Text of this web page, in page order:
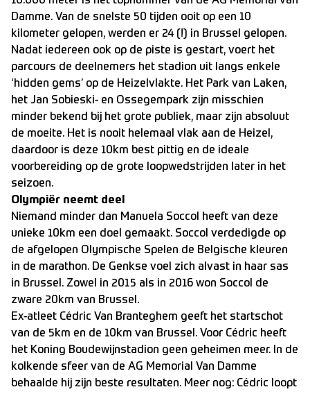
Damme. Van de snelste 50 tijden ooit op een 10
kilometer gelopen, werden er 24 (!) in Brussel gelopen.
Nadat iedereen ook op de piste is gestart, voert het
parcours de deelnemers het stadion uit langs enkele
‘hidden gems’ op de Heizelvlakte. Het Park van Laken,
het Jan Sobieski- en Ossegempark zijn misschien
minder bekend bij het grote publiek, maar zijn absoluut
de moeite. Het is nooit helemaal vlak aan de Heizel,
daardoor is deze 10km best pittig en de ideale
voorbereiding op de grote loopwedstrijden later in het
seizoen.
Olympiër neemt deel
Niemand minder dan Manuela Soccol heeft van deze
unieke 10km een doel gemaakt. Soccol verdedigde op
de afgelopen Olympische Spelen de Belgische kleuren
in de marathon. De Genkse voel zich alvast in haar sas
in Brussel. Zowel in 2015 als in 2016 won Soccol de
zware 20km van Brussel.
Ex-atleet Cédric Van Branteghem geeft het startschot
van de 5km en de 10km van Brussel. Voor Cédric heeft
het Koning Boudewijnstadion geen geheimen meer. In de
kolkende sfeer van de AG Memorial Van Damme
behaalde hij zijn beste resultaten. Meer nog: Cédric loopt